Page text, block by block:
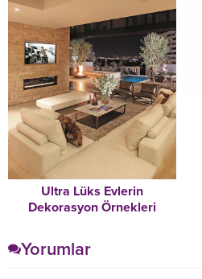
Ultra Lüks Evlerin
Dekorasyon Örnekleri
Yorumlar